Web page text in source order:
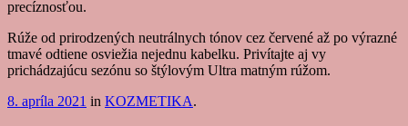
precíznosťou.
Rúže od prirodzených neutrálnych tónov cez červené až po výrazné
tmavé odtiene osviežia nejednu kabelku. Privítajte aj vy
prichádzajúcu sezónu so štýlovým Ultra matným rúžom.
8. apríla 2021 in KOZMETIKA.